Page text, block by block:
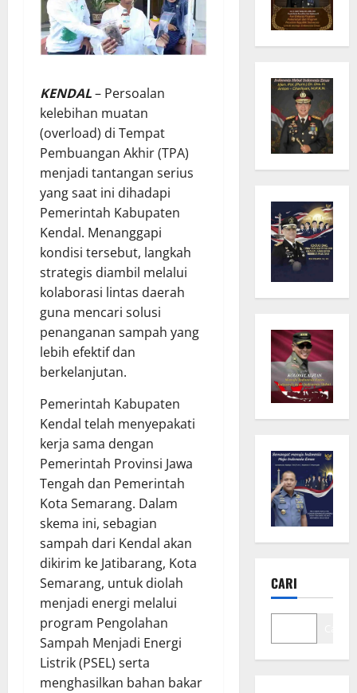
KENDAL– Persoalan
kelebihan muatan
(overload) di Tempat
Pembuangan Akhir (TPA)
menjadi tantangan serius
yang saat ini dihadapi
Pemerintah Kabupaten
Kendal. Menanggapi
kondisi tersebut, langkah
strategis diambil melalui
kolaborasi lintas daerah
guna mencari solusi
penanganan sampah yang
lebih efektif dan
berkelanjutan.
Pemerintah Kabupaten
Kendal telah menyepakati
kerja sama dengan
Pemerintah Provinsi Jawa
Tengah dan Pemerintah
Kota Semarang. Dalam
skema ini, sebagian
sampah dari Kendal akan
dikirim ke Jatibarang, Kota
Semarang, untuk diolah
menjadi energi melalui
program Pengolahan
Sampah Menjadi Energi
Listrik (PSEL) serta
menghasilkan bahan bakar
CARI